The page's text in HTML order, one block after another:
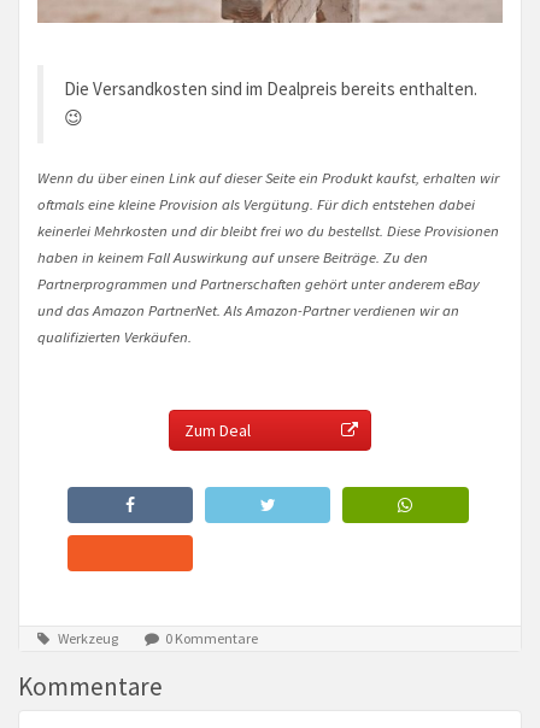
Die Versandkosten sind im Dealpreis bereits enthalten.
😉
Wenn du über einen Link auf dieser Seite ein Produkt kaufst, erhalten wir
oftmals eine kleine Provision als Vergütung. Für dich entstehen dabei
keinerlei Mehrkosten und dir bleibt frei wo du bestellst. Diese Provisionen
haben in keinem Fall Auswirkung auf unsere Beiträge. Zu den
Partnerprogrammen und Partnerschaften gehört unter anderem eBay
und das Amazon PartnerNet. Als Amazon-Partner verdienen wir an
qualifizierten Verkäufen.
Zum Deal
Werkzeug 0 Kommentare
Kommentare